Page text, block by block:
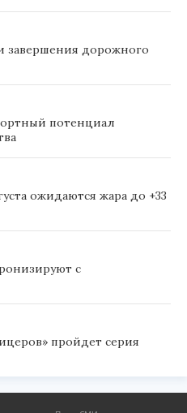
завершения дорожного
потенциал
ожидаются жара до +33
с
пройдет серия